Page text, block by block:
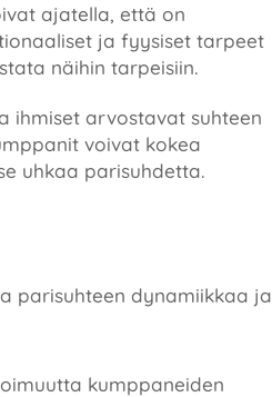
ajatella, että on
ja fyysiset tarpeet
näihin tarpeisiin.
ihmiset arvostavat suhteen
voivat kokea
uhkaa parisuhdetta.
parisuhteen dynamiikkaa ja
kumppaneiden